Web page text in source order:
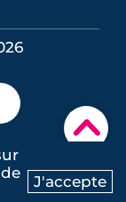
nous
▾
J'accepte